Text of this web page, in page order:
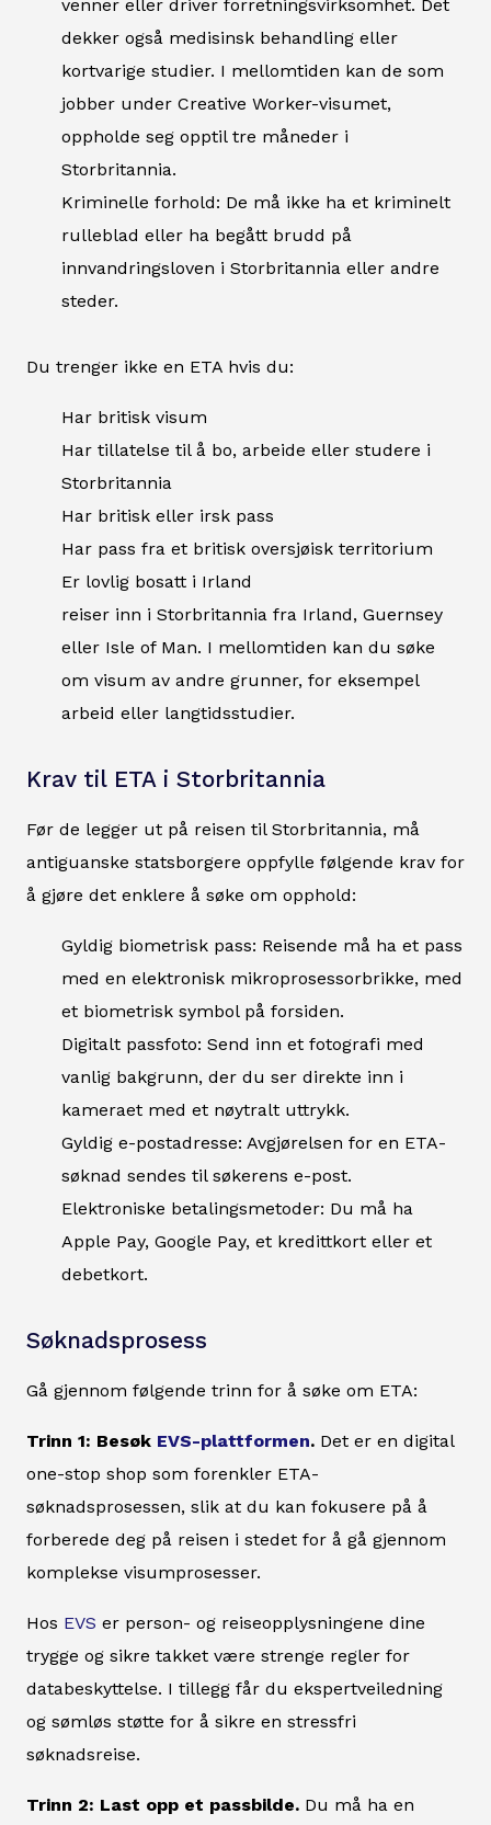
venner eller driver forretningsvirksomhet. Det
dekker også medisinsk behandling eller
kortvarige studier. I mellomtiden kan de som
jobber under Creative Worker-visumet,
oppholde seg opptil tre måneder i
Storbritannia.
Kriminelle forhold: De må ikke ha et kriminelt
rulleblad eller ha begått brudd på
innvandringsloven i Storbritannia eller andre
steder.
Du trenger ikke en ETA hvis du:
Har britisk visum
Har tillatelse til å bo, arbeide eller studere i
Storbritannia
Har britisk eller irsk pass
Har pass fra et britisk oversjøisk territorium
Er lovlig bosatt i Irland
reiser inn i Storbritannia fra Irland, Guernsey
eller Isle of Man. I mellomtiden kan du søke
om visum av andre grunner, for eksempel
arbeid eller langtidsstudier.
Krav til ETA i Storbritannia
Før de legger ut på reisen til Storbritannia, må
antiguanske statsborgere oppfylle følgende krav for
å gjøre det enklere å søke om opphold:
Gyldig biometrisk pass: Reisende må ha et pass
med en elektronisk mikroprosessorbrikke, med
et biometrisk symbol på forsiden.
Digitalt passfoto: Send inn et fotografi med
vanlig bakgrunn, der du ser direkte inn i
kameraet med et nøytralt uttrykk.
Gyldig e-postadresse: Avgjørelsen for en ETA-
søknad sendes til søkerens e-post.
Elektroniske betalingsmetoder: Du må ha
Apple Pay, Google Pay, et kredittkort eller et
debetkort.
Søknadsprosess
Gå gjennom følgende trinn for å søke om ETA:
Trinn 1: Besøk EVS-plattformen. Det er en digital
one-stop shop som forenkler ETA-
søknadsprosessen, slik at du kan fokusere på å
forberede deg på reisen i stedet for å gå gjennom
komplekse visumprosesser.
Hos EVS er person- og reiseopplysningene dine
trygge og sikre takket være strenge regler for
databeskyttelse. I tillegg får du ekspertveiledning
og sømløs støtte for å sikre en stressfri
søknadsreise.
Trinn 2: Last opp et passbilde. Du må ha en